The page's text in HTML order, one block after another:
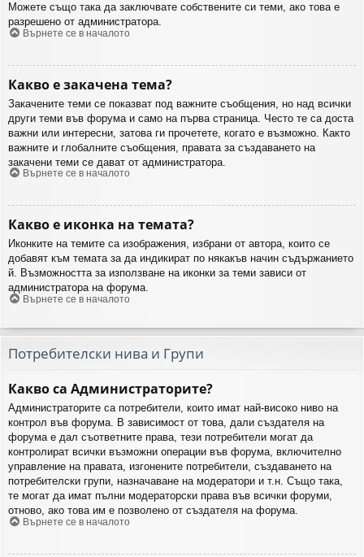
Можете също така да заключвате собствените си теми, ако това е
разрешено от администратора.
Върнете се в началото
Какво е закачена тема?
Закачените теми се показват под важните съобщения, но над всички
други теми във форума и само на първа страница. Често те са доста
важни или интересни, затова ги прочетете, когато е възможно. Както
важните и глобалните съобщения, правата за създаването на
закачени теми се дават от администратора.
Върнете се в началото
Какво е иконка на темата?
Иконките на темите са изображения, избрани от автора, които се
добавят към темата за да индикират по някакъв начин съдържанието
й. Възможността за използване на иконки за теми зависи от
администратора на форума.
Върнете се в началото
Потребителски нива и Групи
Какво са Администраторите?
Администраторите са потребители, които имат най-високо ниво на
контрол във форума. В зависимост от това, дали създателя на
форума е дал съответните права, тези потребители могат да
контролират всички възможни операции във форума, включително
управление на правата, изгонените потребители, създаването на
потребителски групи, назначаване на модератори и т.н. Също така,
те могат да имат пълни модераторски права във всички форуми,
отново, ако това им е позволено от създателя на форума.
Върнете се в началото